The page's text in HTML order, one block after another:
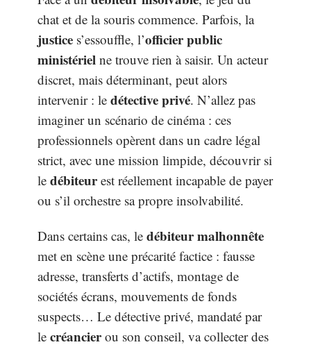
chat et de la souris commence. Parfois, la
justice s’essouffle, l’officier public
ministériel ne trouve rien à saisir. Un acteur
discret, mais déterminant, peut alors
intervenir : le détective privé. N’allez pas
imaginer un scénario de cinéma : ces
professionnels opèrent dans un cadre légal
strict, avec une mission limpide, découvrir si
le débiteurest réellement incapable de payer
ou s’il orchestre sa propre insolvabilité.
Dans certains cas, le débiteur malhonnête
met en scène une précarité factice : fausse
adresse, transferts d’actifs, montage de
sociétés écrans, mouvements de fonds
suspects… Le détective privé, mandaté par
le créancierou son conseil, va collecter des